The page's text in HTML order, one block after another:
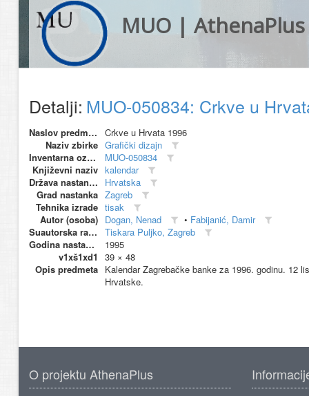
MUO | AthenaPlus
Detalji: MUO-050834: Crkve u
Naslov predmeta
Crkve u Hrvata 1996
Naziv zbirke Grafički dizajn
Inventarna oznaka
MUO-050834
Književni naziv kalendar
Država nastanka
Hrvatska
Grad nastanka Zagreb
Tehnika izrade tisak
Autor (osoba) Dogan, Nenad • Fabijanić, Damir
Suautorska radionica (suproizvođač)
Tiskara Puljko, Zagreb
Godina nastanka
1995
v1xš1xd1
39 × 48
Opis predmeta Kalendar Zagrebačke banke za 1996. godinu. 12
Hrvatske.
O projektu AthenaPlus